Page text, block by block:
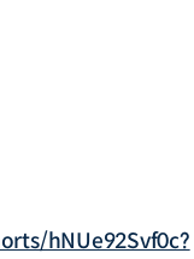
hNUe92Svf0c?